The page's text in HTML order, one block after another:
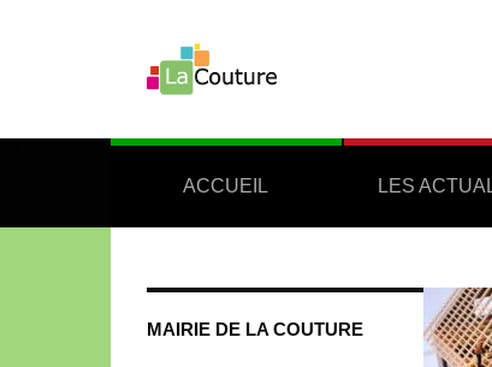
ACCUEIL LES
MAIRIE DE LA COUTURE